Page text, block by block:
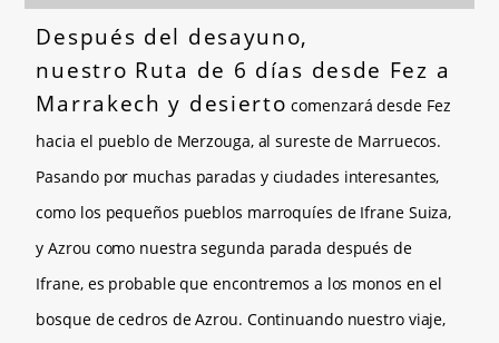
Después del desayuno,
nuestro Ruta de 6 días desde Fez a
Marrakech y desierto comenzará desde Fez
hacia el pueblo de Merzouga, al sureste de Marruecos.
Pasando por muchas paradas y ciudades interesantes,
como los pequeños pueblos marroquíes de Ifrane Suiza,
y Azrou como nuestra segunda parada después de
Ifrane, es probable que encontremos a los monos en el
bosque de cedros de Azrou. Continuando nuestro viaje,